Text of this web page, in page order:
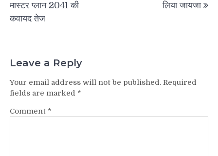
मास्टर प्लान 2041 की
कवायद तेज
लिया जायजा
Leave a Reply
Your email address will not be published. Required
fields are marked *
Comment *